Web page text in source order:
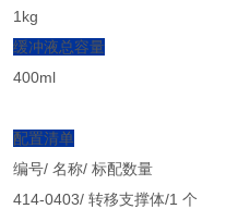
1kg
缓冲液总容量
400ml
配置清单
编号/ 名称/ 标配数量
414-0403/ 转移支撑体/1 个